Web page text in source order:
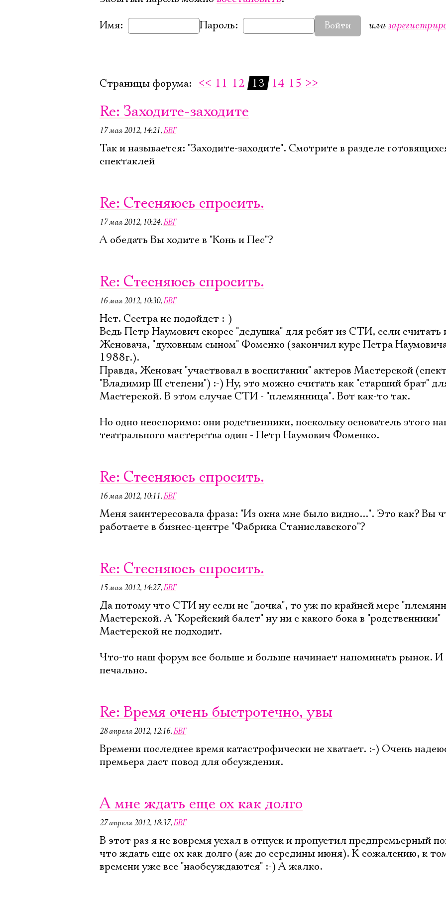
Имя: Пароль: Войти или
Страницы форума: << 11 12 13 14 15 >>
Re: Заходите-заходите
17 мая 2012, 14:21,БВГ
Так и называется: "Заходите-заходите". Смотрите в разделе
спектаклей
Re: Стесняюсь спросить.
17 мая 2012, 10:24,БВГ
А обедать Вы ходите в "Конь и Пес"?
Re: Стесняюсь спросить.
16 мая 2012, 10:30,БВГ
Нет. Сестра не подойдет :-)
Ведь Петр Наумович скорее "дедушка" для ребят из СТИ, если считать
Женовача, "духовным сыном" Фоменко (закончил курс Петра
1988г.).
Правда, Женовач "участвовал в воспитании" актеров Мастерской
"Владимир III степени") :-) Ну, это можно считать как "старший брат"
Мастерской. В этом случае СТИ - "племянница". Вот как-то так.
Но одно неоспоримо: они родственники, поскольку основатель этого
театрального мастерства один - Петр Наумович Фоменко.
Re: Стесняюсь спросить.
16 мая 2012, 10:11,БВГ
Меня заинтересовала фраза: "Из окна мне было видно...". Это как? Вы
работаете в бизнес-центре "Фабрика Станиславского"?
Re: Стесняюсь спросить.
15 мая 2012, 14:27,БВГ
Да потому что СТИ ну если не "дочка", то уж по крайней мере
Мастерской. А "Корейский балет" ну ни с какого бока в "родственники"
Мастерской не подходит.
Что-то наш форум все больше и больше начинает напоминать рынок. И
печально.
Re: Время очень быстротечно, увы
28 апреля 2012, 12:16,БВГ
Времени последнее время катастрофически не хватает. :-) Очень
премьера даст повод для обсуждения.
А мне ждать еще ох как долго
27 апреля 2012, 18:37,БВГ
В этот раз я не вовремя уехал в отпуск и пропустил предпремьерный
что ждать еще ох как долго (аж до середины июня). К сожалению, к
времени уже все "наобсуждаются" :-) А жалко.
Электропочта